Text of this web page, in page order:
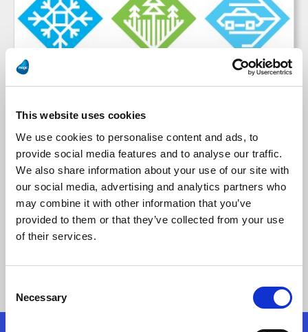
This website uses cookies
We use cookies to personalise content and ads, to
provide social media features and to analyse our traffic.
We also share information about your use of our site with
our social media, advertising and analytics partners who
may combine it with other information that you’ve
provided to them or that they’ve collected from your use
of their services.
Selection
Necessary
メリットサービスソリューション
メリット 除雪サービスのエンタープライズモ
バイルアプリを開発
事例の詳細